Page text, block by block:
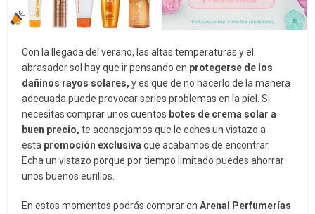
Con la llegada del verano, las altas temperaturas y el
abrasador sol hay que ir pensando en protegerse de los
dañinos rayos solares, y es que de no hacerlo de la manera
adecuada puede provocar series problemas en la piel. Si
necesitas comprar unos cuentos botes de crema solar a
buen precio, te aconsejamos que le eches un vistazo a
esta promoción exclusiva que acabamos de encontrar.
Echa un vistazo porque por tiempo limitado puedes ahorrar
unos buenos eurillos.
En estos momentos podrás comprar enArenal Perfumerías